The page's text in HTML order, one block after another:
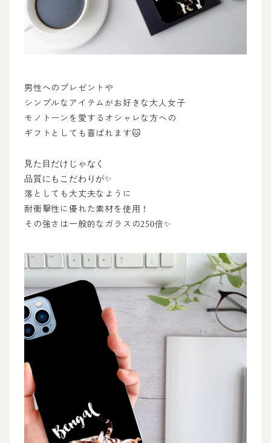
男性へのプレゼントや
シンプルなアイテムがお好きな大人女子
モノトーンを愛するオシャレな方への
ギフトとしても喜ばれます🐱
見た目だけじゃなく
品質にもこだわりが✨
落としても大丈夫なように
耐衝撃性に優れた素材を 使用！
その強さは一般的なガラスの250倍✨